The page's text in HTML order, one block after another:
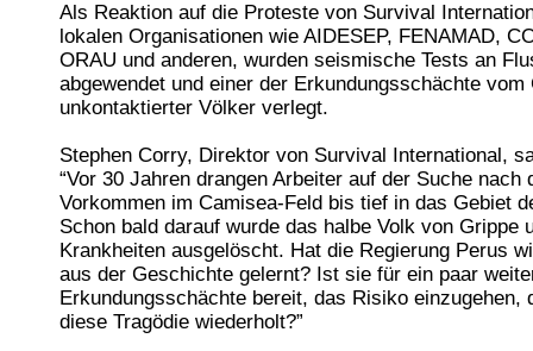
Als Reaktion auf die Proteste von Survival
lokalen Organisationen wie AIDESEP, FENAMAD,
ORAU und anderen, wurden seismische Tests an
abgewendet und einer der Erkundungsschächte vom
unkontaktierter Völker verlegt.
Stephen Corry, Direktor von Survival International,
“Vor 30 Jahren drangen Arbeiter auf der Suche nach
Vorkommen im Camisea-Feld bis tief in das Gebiet
Schon bald darauf wurde das halbe Volk von Grippe
Krankheiten ausgelöscht. Hat die Regierung Perus
aus der Geschichte gelernt? Ist sie für ein paar
Erkundungsschächte bereit, das Risiko einzugehen,
diese Tragödie wiederholt?”